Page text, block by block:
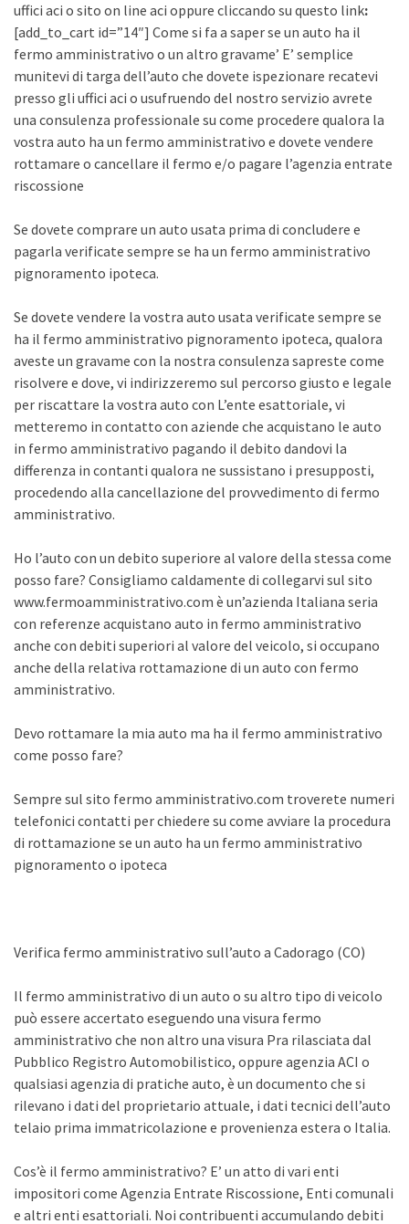
uffici aci o sito on line aci oppure cliccando su questo link:
[add_to_cart id=”14″] Come si fa a saper se un auto ha il
fermo amministrativo o un altro gravame’ E’ semplice
munitevi di targa dell’auto che dovete ispezionare recatevi
presso gli uffici aci o usufruendo del nostro servizio avrete
una consulenza professionale su come procedere qualora la
vostra auto ha un fermo amministrativo e dovete vendere
rottamare o cancellare il fermo e/o pagare l’agenzia entrate
riscossione
Se dovete comprare un auto usata prima di concludere e
pagarla verificate sempre se ha un fermo amministrativo
pignoramento ipoteca.
Se dovete vendere la vostra auto usata verificate sempre se
ha il fermo amministrativo pignoramento ipoteca, qualora
aveste un gravame con la nostra consulenza sapreste come
risolvere e dove, vi indirizzeremo sul percorso giusto e legale
per riscattare la vostra auto con L’ente esattoriale, vi
metteremo in contatto con aziende che acquistano le auto
in fermo amministrativo pagando il debito dandovi la
differenza in contanti qualora ne sussistano i presupposti,
procedendo alla cancellazione del provvedimento di fermo
amministrativo.
Ho l’auto con un debito superiore al valore della stessa come
posso fare? Consigliamo caldamente di collegarvi sul sito
www.fermoamministrativo.com è un’azienda Italiana seria
con referenze acquistano auto in fermo amministrativo
anche con debiti superiori al valore del veicolo, si occupano
anche della relativa rottamazione di un auto con fermo
amministrativo.
Devo rottamare la mia auto ma ha il fermo amministrativo
come posso fare?
Sempre sul sito fermo amministrativo.com troverete numeri
telefonici contatti per chiedere su come avviare la procedura
di rottamazione se un auto ha un fermo amministrativo
pignoramento o ipoteca
Verifica fermo amministrativo sull’auto a Cadorago (CO)
Il fermo amministrativo di un auto o su altro tipo di veicolo
può essere accertato eseguendo una visura fermo
amministrativo che non altro una visura Pra rilasciata dal
Pubblico Registro Automobilistico, oppure agenzia ACI o
qualsiasi agenzia di pratiche auto, è un documento che si
rilevano i dati del proprietario attuale, i dati tecnici dell’auto
telaio prima immatricolazione e provenienza estera o Italia.
Cos’è il fermo amministrativo? E’ un atto di vari enti
impositori come Agenzia Entrate Riscossione, Enti comunali
e altri enti esattoriali. Noi contribuenti accumulando debiti